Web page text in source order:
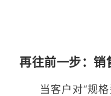
再往前一步：销
当客户对“规